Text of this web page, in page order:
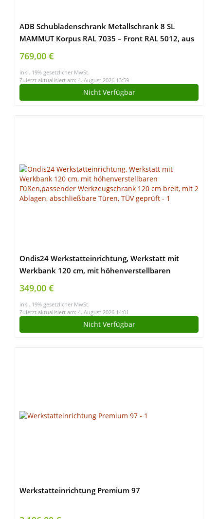
ADB Schubladenschrank Metallschrank 8 SL
MAMMUT Korpus RAL 7035 – Front RAL 5012, aus
Metall, für die Werkstatt als Werkzeugschrank,
Hergestellt in der EU
769,00 €
inkl. 19% gesetzlicher MwSt.
Zuletzt aktualisiert am: 4. August 2026 13:59
Nicht Verfügbar
Ondis24 Werkstatteinrichtung, Werkstatt mit
Werkbank 120 cm, mit höhenverstellbaren
Füßen,passender Werkzeugschrank 120 cm breit,
mit 2 Ablagen, abschließbare Türen, TÜV geprüft
349,00 €
inkl. 19% gesetzlicher MwSt.
Zuletzt aktualisiert am: 4. August 2026 14:01
Nicht Verfügbar
Werkstatteinrichtung Premium 97